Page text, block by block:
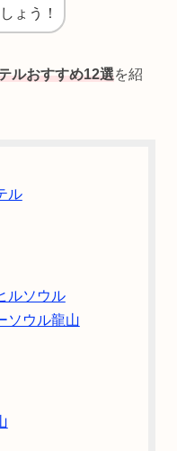
ょう！
ルおすすめ12選を紹
ル
ルソウル
ソウル龍山